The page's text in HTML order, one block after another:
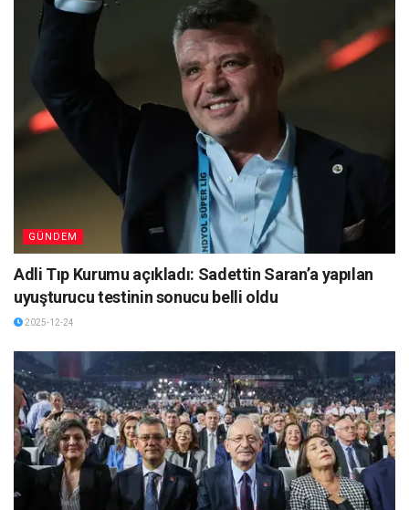
GÜNDEM
Adli Tıp Kurumu açıkladı: Sadettin Saran’a yapılan
uyuşturucu testinin sonucu belli oldu
2025-12-24